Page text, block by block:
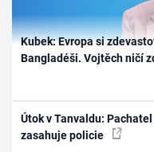
Kubek: Evropa si
Bangladéši. Vojtěch ničí
Útok v Tanvaldu:
zasahuje policie